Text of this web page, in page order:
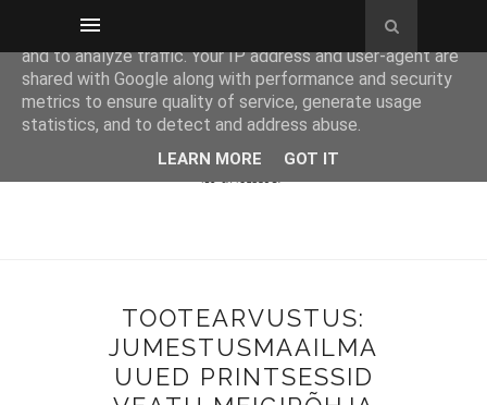
TOOTEARVUSTUS:
JUMESTUSMAAILMA
UUED PRINTSESSID
This site uses cookies from Google to deliver its services
and to analyze traffic. Your IP address and user-agent are
shared with Google along with performance and security
metrics to ensure quality of service, generate usage
statistics, and to detect and address abuse.
LEARN MORE GOT IT